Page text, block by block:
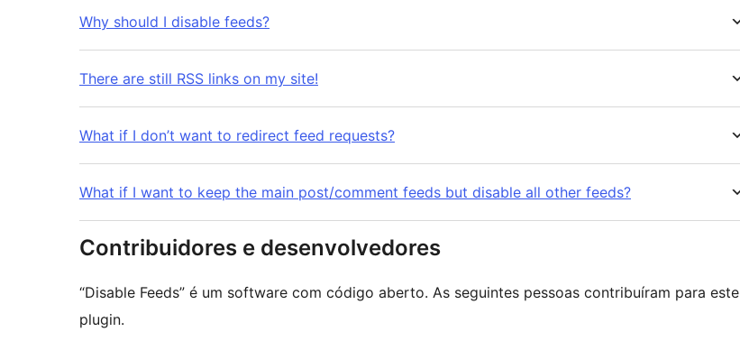
Why should I disable feeds?
There are still RSS links on my site!
What if I don’t want to redirect feed requests?
What if I want to keep the main post/comment feeds but disable all other feeds?
Contribuidores e desenvolvedores
“Disable Feeds” é um software com código aberto. As seguintes pessoas contribuíram para este
plugin.